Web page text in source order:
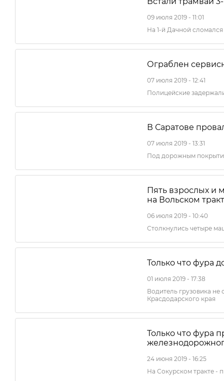
09 июля 2019 - 11:01
На 1-й Дачной сломался
Ограблен
07 июля 2019 - 12:41
Полицейские
В Саратове
07 июля 2019 - 13:31
Под дорожным
Пять взрослых и
на Вольском
06 июля 2019 - 10:40
Столкнулись четыре
Только что фура
01 июля 2019 - 17:38
Водитель грузовика не
Красдодарского края
Только что фура
24 июня 2019 - 16:25
На Сокурском тракте -